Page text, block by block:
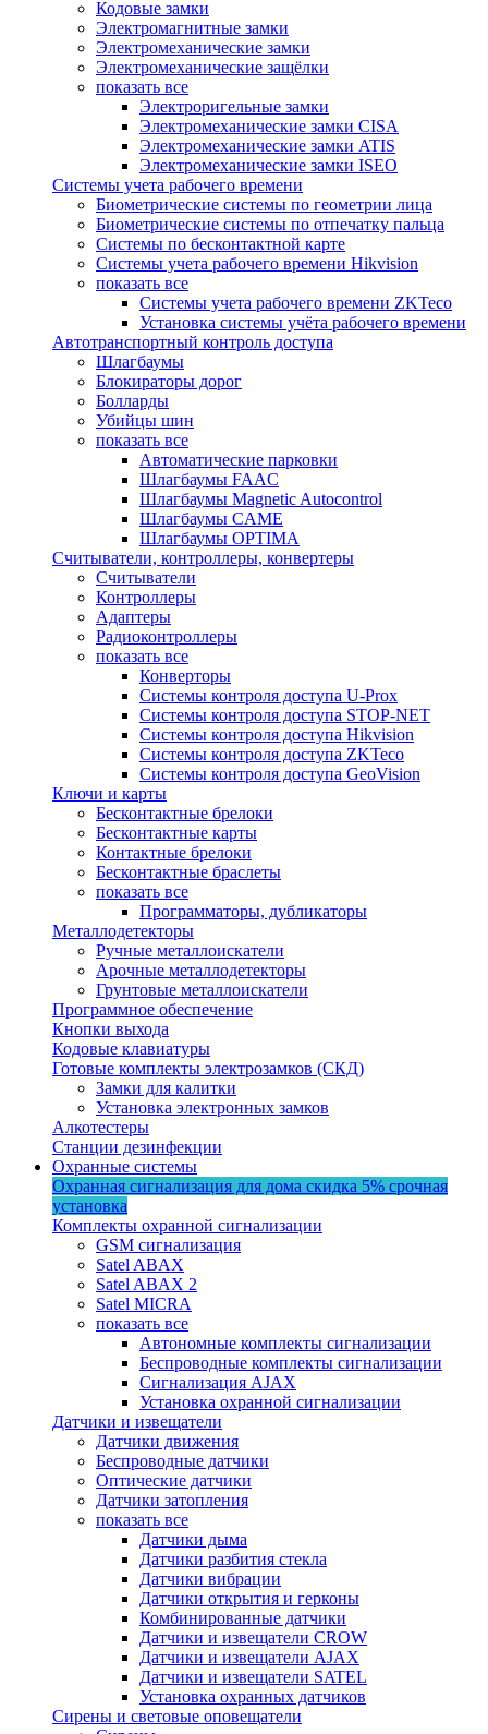
Кодовые замки
Электромагнитные замки
Электромеханические замки
Электромеханические защёлки
показать все
Электроригельные замки
Электромеханические замки CISA
Электромеханические замки ATIS
Электромеханические замки ISEO
Системы учета рабочего времени
Биометрические системы по геометрии лица
Биометрические системы по отпечатку пальца
Системы по бесконтактной карте
Системы учета рабочего времени Hikvision
показать все
Системы учета рабочего времени ZKTeco
Установка системы учёта рабочего времени
Автотранспортный контроль доступа
Шлагбаумы
Блокираторы дорог
Болларды
Убийцы шин
показать все
Автоматические парковки
Шлагбаумы FAAC
Шлагбаумы Magnetic Autocontrol
Шлагбаумы CAME
Шлагбаумы OPTIMA
Считыватели, контроллеры, конвертеры
Считыватели
Контроллеры
Адаптеры
Радиоконтроллеры
показать все
Конверторы
Системы контроля доступа U-Prox
Системы контроля доступа STOP-NET
Системы контроля доступа Hikvision
Системы контроля доступа ZKTeco
Системы контроля доступа GeoVision
Ключи и карты
Бесконтактные брелоки
Бесконтактные карты
Контактные брелоки
Бесконтактные браслеты
показать все
Программаторы, дубликаторы
Металлодетекторы
Ручные металлоискатели
Арочные металлодетекторы
Грунтовые металлоискатели
Программное обеспечение
Кнопки выхода
Кодовые клавиатуры
Готовые комплекты электрозамков (СКД)
Замки для калитки
Установка электронных замков
Алкотестеры
Станции дезинфекции
Охранные системы
Охранная сигнализация для дома скидка 5% срочная
установка
Комплекты охранной сигнализации
GSM сигнализация
Satel ABAX
Satel ABAX 2
Satel MICRA
показать все
Автономные комплекты сигнализации
Беспроводные комплекты сигнализации
Сигнализация AJAX
Установка охранной сигнализации
Датчики и извещатели
Датчики движения
Беспроводные датчики
Оптические датчики
Датчики затопления
показать все
Датчики дыма
Датчики разбития стекла
Датчики вибрации
Датчики открытия и герконы
Комбинированные датчики
Датчики и извещатели CROW
Датчики и извещатели AJAX
Датчики и извещатели SATEL
Установка охранных датчиков
Сирены и световые оповещатели